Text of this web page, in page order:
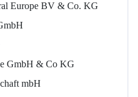
Europe BV & Co. KG
GmbH & Co KG
mbH